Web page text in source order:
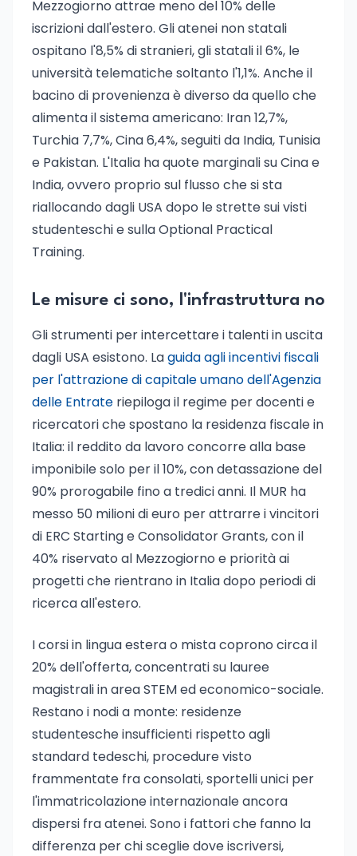
Mezzogiorno attrae meno del 10% delle
iscrizioni dall'estero. Gli atenei non statali
ospitano l'8,5% di stranieri, gli statali il 6%, le
università telematiche soltanto l'1,1%. Anche il
bacino di provenienza è diverso da quello che
alimenta il sistema americano: Iran 12,7%,
Turchia 7,7%, Cina 6,4%, seguiti da India, Tunisia
e Pakistan. L'Italia ha quote marginali su Cina e
India, ovvero proprio sul flusso che si sta
riallocando dagli USA dopo le strette sui visti
studenteschi e sulla Optional Practical
Training.
Le misure ci sono, l'infrastruttura no
Gli strumenti per intercettare i talenti in uscita
dagli USA esistono. Laguida agli incentivi fiscali
per l'attrazione di capitale umano dell'Agenzia
delle Entrate riepiloga il regime per docenti e
ricercatori che spostano la residenza fiscale in
Italia: il reddito da lavoro concorre alla base
imponibile solo per il 10%, con detassazione del
90% prorogabile fino a tredici anni. Il MUR ha
messo 50 milioni di euro per attrarre i vincitori
di ERC Starting e Consolidator Grants, con il
40% riservato al Mezzogiorno e priorità ai
progetti che rientrano in Italia dopo periodi di
ricerca all'estero.
I corsi in lingua estera o mista coprono circa il
20% dell'offerta, concentrati su lauree
magistrali in area STEM ed economico-sociale.
Restano i nodi a monte: residenze
studentesche insufficienti rispetto agli
standard tedeschi, procedure visto
frammentate fra consolati, sportelli unici per
l'immatricolazione internazionale ancora
dispersi fra atenei. Sono i fattori che fanno la
differenza per chi sceglie dove iscriversi,